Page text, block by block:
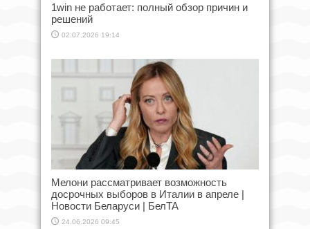
1win не работает: полный обзор причин и
решений
02.07.2026 19:14
Мелони рассматривает возможность
досрочных выборов в Италии в апреле |
Новости Беларуси | БелТА
24.06.2026 09:45